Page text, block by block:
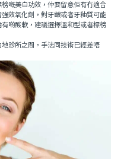
嘅美白功效，仲要留意佢有冇適合
效氧化劑，對牙齦或者牙釉質可能
啲酸軟，建議選擇溫和型或者標榜
診所之間，手法同技術已經差唔